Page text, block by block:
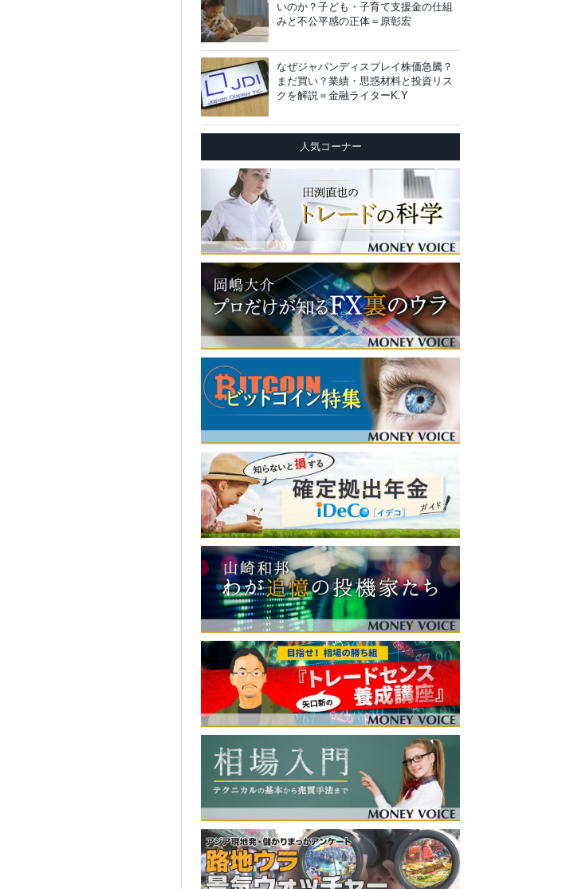
いのか？子ども・子育て支援金の仕組
みと不公平感の正体＝原彰宏
なぜジャパンディスプレイ株価急騰？
まだ買い？業績・思惑材料と投資リス
クを解説＝金融ライターK.Y
人気コーナー